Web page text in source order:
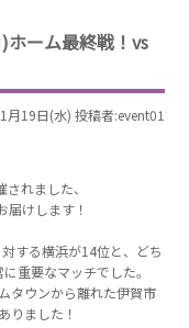
ホーム最終戦！vs
月19日(水) 投稿者:event01
れました、
届けします！
する横浜が14位と、どち
重要なマッチでした。
タウンから離れた伊賀市
りました！